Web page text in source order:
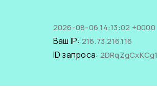
2026-08-06 14:13:02 +0000
Ваш IP: 216.73.216.116
ID запроса: 2DRqZgCxKCg1